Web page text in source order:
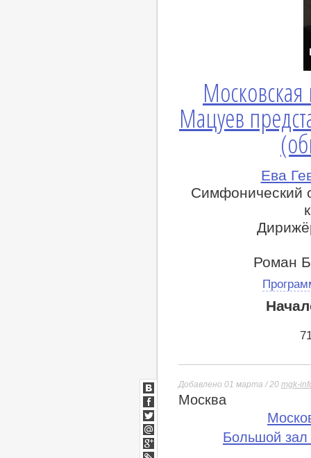
Мацуев
Ева
Симфонический
Роман
Добавлено 01 марта / 20 mgk-
Москва
Большой зал
ВКонтакте
Facebook
Twitter
Мой
Мир
Google+